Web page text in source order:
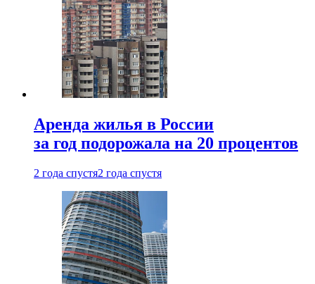
Аренда жилья в России
за год подорожала на 20 процентов
2 года спустя2 года спустя